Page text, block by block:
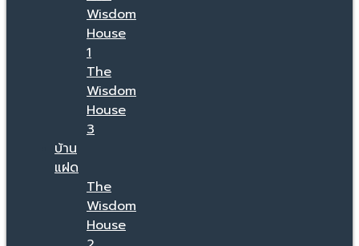
Wisdom
House
1
The
Wisdom
House
3
บ้าน
แฝด
The
Wisdom
House